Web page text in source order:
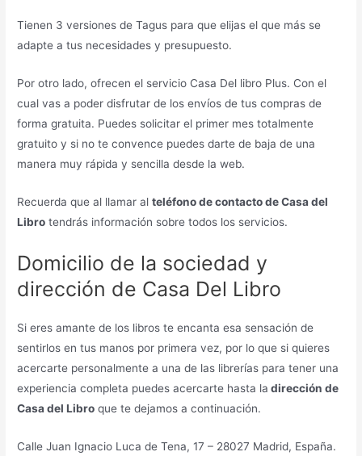
Tienen 3 versiones de Tagus para que elijas el que más se
adapte a tus necesidades y presupuesto.
Por otro lado, ofrecen el servicio Casa Del libro Plus. Con el
cual vas a poder disfrutar de los envíos de tus compras de
forma gratuita. Puedes solicitar el primer mes totalmente
gratuito y si no te convence puedes darte de baja de una
manera muy rápida y sencilla desde la web.
Recuerda que al llamar alteléfono de contacto de Casa del
Libro tendrás información sobre todos los servicios.
Domicilio de la sociedad y
dirección de Casa Del Libro
Si eres amante de los libros te encanta esa sensación de
sentirlos en tus manos por primera vez, por lo que si quieres
acercarte personalmente a una de las librerías para tener una
experiencia completa puedes acercarte hasta la dirección de
Casa del Libro que te dejamos a continuación.
Calle Juan Ignacio Luca de Tena, 17 – 28027 Madrid, España.